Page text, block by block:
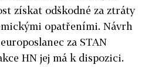
získat odškodné za ztráty
opatřeními. Návrh
za STAN
HN jej má k dispozici.